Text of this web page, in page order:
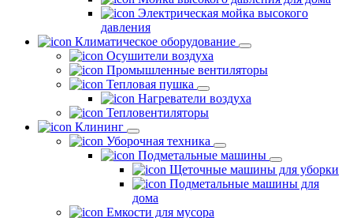
Электрическая мойка высокого
давления
Климатическое оборудование
Осушители воздуха
Промышленные вентиляторы
Тепловая пушка
Нагреватели воздуха
Тепловентиляторы
Клининг
Уборочная техника
Подметальные машины
Щеточные машины для уборки
Подметальные машины для
дома
Емкости для мусора